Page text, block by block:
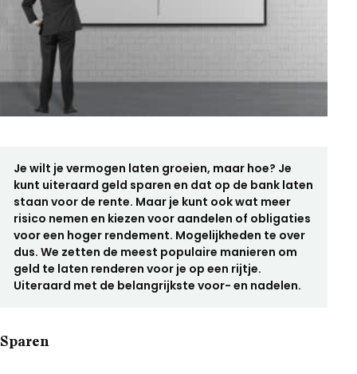
Je wilt je vermogen laten groeien, maar hoe? Je
kunt uiteraard geld sparen en dat op de bank laten
staan voor de rente. Maar je kunt ook wat meer
risico nemen en kiezen voor aandelen of obligaties
voor een hoger rendement. Mogelijkheden te over
dus. We zetten de meest populaire manieren om
geld te laten renderen voor je op een rijtje.
Uiteraard met de belangrijkste voor- en nadelen.
Sparen